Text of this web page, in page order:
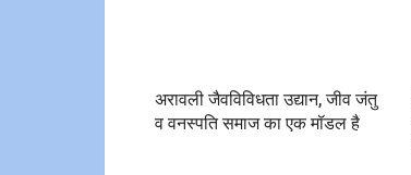
अरावली जैवविविधता उद्यान, जीव जंतु
व वनस्पति समाज का एक मॉडल है